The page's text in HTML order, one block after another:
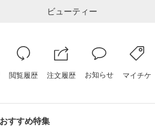
ビューティー
閲覧履歴 注文履歴 お知らせ マイチケ
おすすめ特集